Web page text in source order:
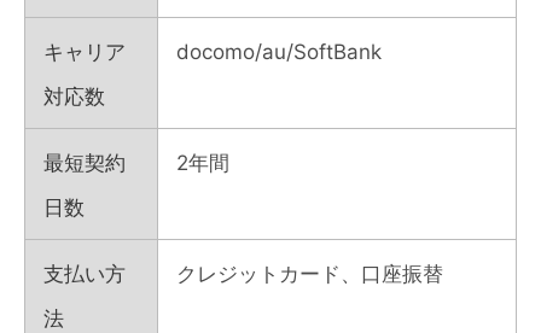
キャリア
対応数
docomo/au/SoftBank
最短契約
日数
2年間
支払い方
法
クレジットカード、口座振替